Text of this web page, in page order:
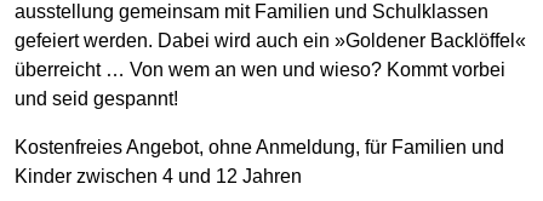
ausstellung gemeinsam mit Familien und Schulklassen
gefeiert werden. Dabei wird auch ein »Goldener Backlöffel«
überreicht … Von wem an wen und wieso? Kommt vorbei
und seid gespannt!
Kostenfreies Angebot, ohne Anmeldung, für Familien und
Kinder zwischen 4 und 12 Jahren